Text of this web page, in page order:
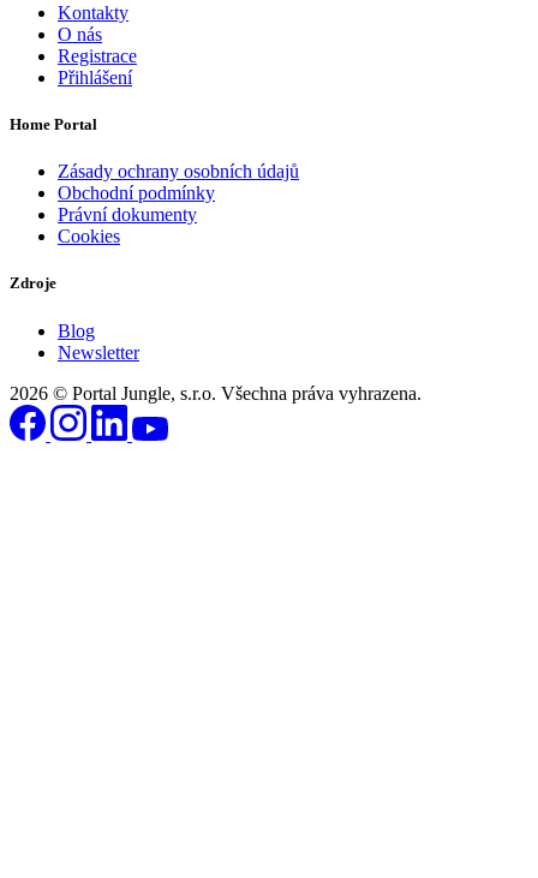
Kontakty
O nás
Registrace
Přihlášení
Home Portal
Zásady ochrany osobních údajů
Obchodní podmínky
Právní dokumenty
Cookies
Zdroje
Blog
Newsletter
2026 © Portal Jungle, s.r.o. Všechna práva vyhrazena.